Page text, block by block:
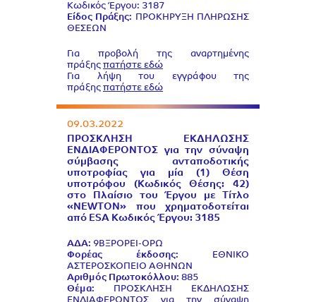
Κωδικός Έργου: 3187
Είδος Πράξης: ΠΡΟΚΗΡΥΞΗ ΠΛΗΡΩΣΗΣ
ΘΕΣΕΩΝ
Για προβολή της αναρτημένης
πράξης πατήστε εδώ
Για λήψη του εγγράφου της
πράξης πατήστε εδώ
09.03.2022
ΠΡΟΣΚΛΗΣΗ ΕΚΔΗΛΩΣΗΣ
ΕΝΔΙΑΦΕΡΟΝΤΟΣ για την σύναψη
σύμβασης ανταποδοτικής
υποτροφίας για μία (1) Θέση
υποτρόφου (Κωδικός Θέσης: 42)
στο Πλαίσιο του Έργου με Τίτλο
«NEWTON» που χρηματοδοτείται
από ESA Κωδικός Έργου: 3185
ΑΔΑ: 9ΒΞΡΟΡΕΙ-ΟΡΩ
Φορέας έκδοσης: ΕΘΝΙΚΟ
ΑΣΤΕΡΟΣΚΟΠΕΙΟ ΑΘΗΝΩΝ
Αριθμός Πρωτοκόλλου: 885
Θέμα: ΠΡΟΣΚΛΗΣΗ ΕΚΔΗΛΩΣΗΣ